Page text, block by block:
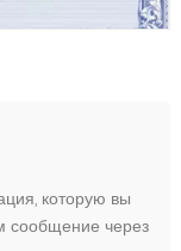
которую вы
сообщение через